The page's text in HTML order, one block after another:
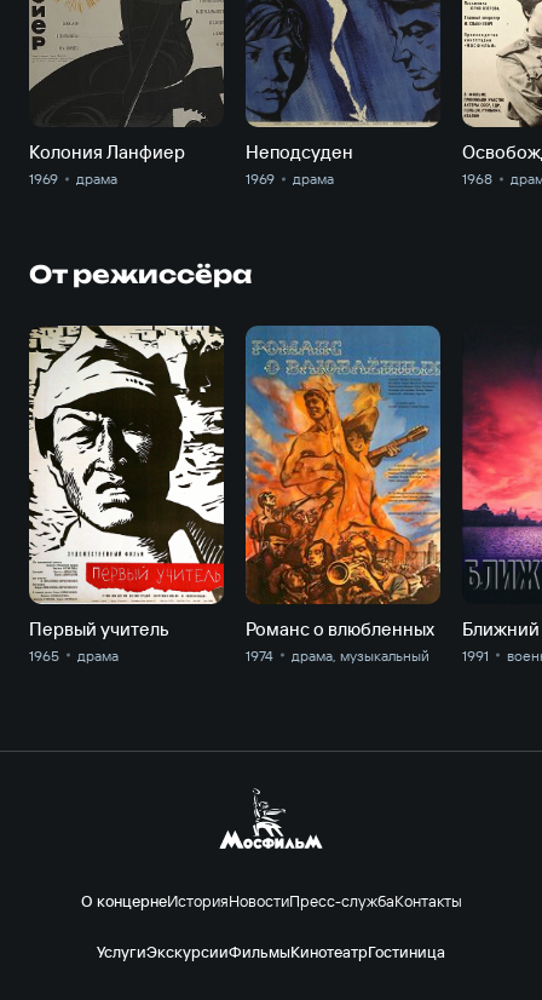
Колония Ланфиер
1969 драма
Неподсуден
1969 драма 1968
От режиссёра
Первый учитель
1965 драма
Романс о влюбленных
1974 драма, музыкальный
Ближний
1991
О концернеИсторияНовостиПресс-службаКонтакты
УслугиЭкскурсииФильмыКинотеатрГостиница